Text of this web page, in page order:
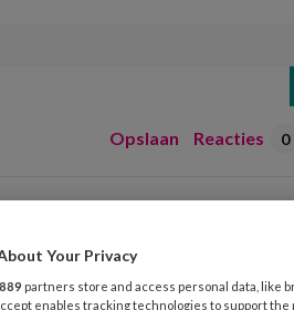
Opslaan Reacties 0
wolf’ is boek
Your Privacy
889 partners store and access personal data, like
enables tracking technologies to support